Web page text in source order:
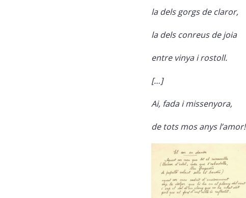
la dels gorgs de claror,
la dels conreus de joia
entre vinya i rostoll.
[…]
Ai, fada i missenyora,
de tots mos anys l’amor!